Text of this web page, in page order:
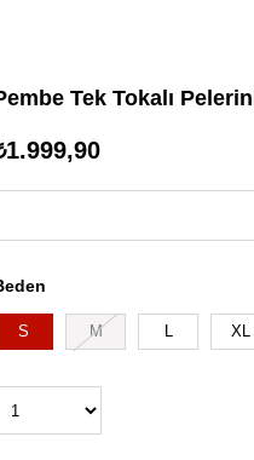
Tek Tokalı
S M L XL